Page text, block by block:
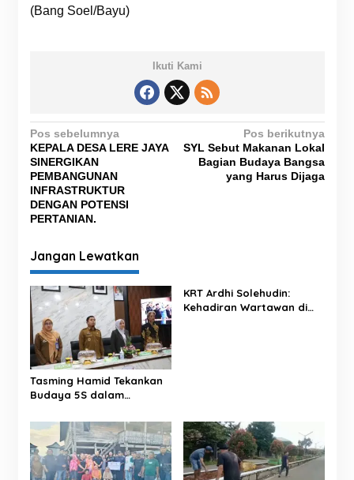
(Bang Soel/Bayu)
Ikuti Kami
N
a
v
i
g
a
s
i
p
o
s
Pos sebelumnya
KEPALA DESA LERE JAYA
SINERGIKAN
PEMBANGUNAN
INFRASTRUKTUR
DENGAN POTENSI
PERTANIAN.
Pos berikutnya
SYL Sebut Makanan Lokal
Bagian Budaya Bangsa
yang Harus Dijaga
Jangan Lewatkan
Tasming Hamid Tekankan
Budaya 5S dalam
Makkasau
KRT Ardhi Solehudin:
Kehadiran Wartawan di